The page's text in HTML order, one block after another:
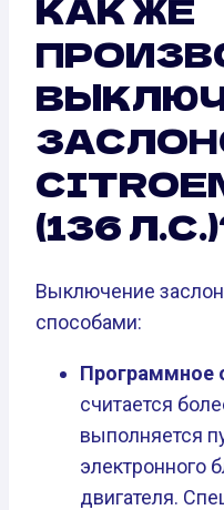
(136
Выключение
способами:
Программное
считается
выполняется
электронного
двигателя.